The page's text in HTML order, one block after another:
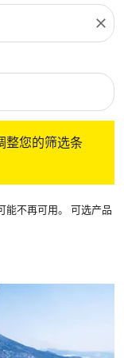
close
整您的筛选条
能不再可用。 可选产品